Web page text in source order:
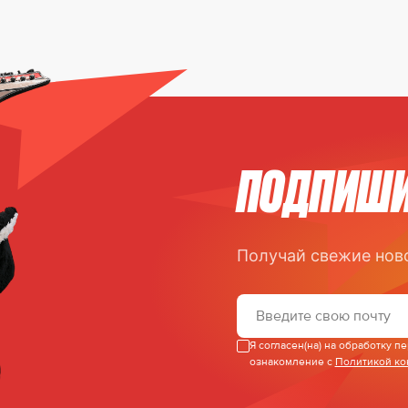
Получай свежие
Я согласен(на) на обработку
ознакомление с Политикой